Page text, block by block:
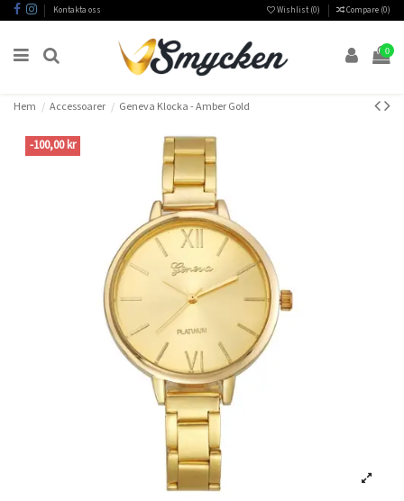
Kontakta oss Wishlist (0) Compare (0)
0
Hem Accessoarer Geneva Klocka - Amber Gold
-100,00 kr